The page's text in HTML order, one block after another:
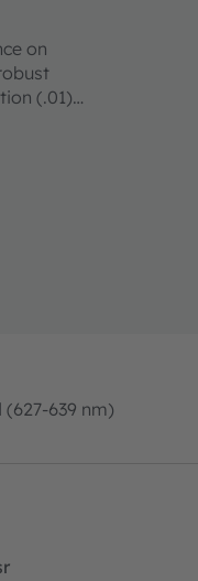
on
(.01)
(627-639 nm)